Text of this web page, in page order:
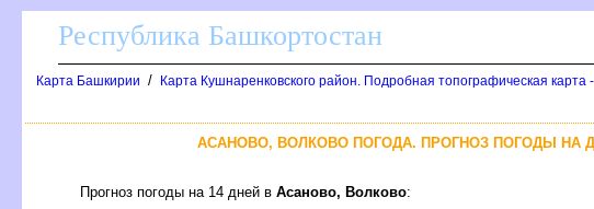
Республика Башкортостан
Карта Башкирии / Карта Кушнаренковского район. Подробная топографическая
АСАНОВО, ВОЛКОВО ПОГОДА. ПРОГНОЗ ПОГОДЫ НА
Прогноз погоды на 14 дней Асаново, Волково: